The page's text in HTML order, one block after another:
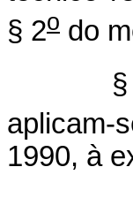
§ 2o do
§
aplicam-
1990, à